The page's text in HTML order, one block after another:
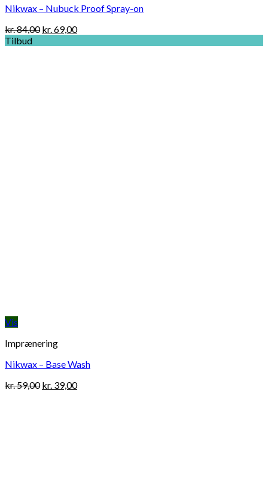
Nikwax – Nubuck Proof Spray-on
kr.84,00 Original
kr.69,00Current
Tilbud
Vis
Imprænering
Nikwax – Base Wash
kr.59,00 Original
kr. 39,00Current